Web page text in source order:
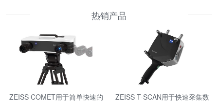
热销产品
ZEISS COMET用于简单快速的
ZEISS T-SCAN用于快速采集数